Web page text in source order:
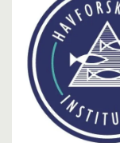
området
Mengden
foregår